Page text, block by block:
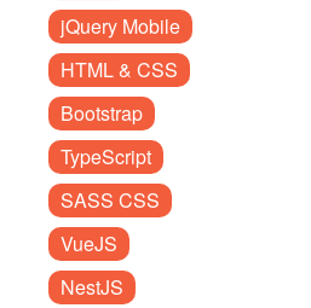
jQuery Mobile
HTML & CSS
Bootstrap
TypeScript
SASS CSS
VueJS
NestJS